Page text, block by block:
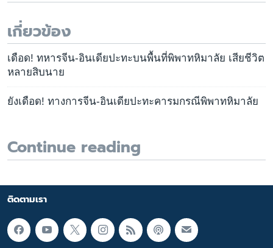
เกี่ยวข้อง
เดือด! ทหารจีน-อินเดียปะทะบนพื้นที่พิพาทหิมาลัย เสียชีวิต
หลายสิบนาย
ยังเดือด! ทางการจีน-อินเดียปะทะคารมกรณีพิพาทหิมาลัย
Continue reading
ติดตามเรา